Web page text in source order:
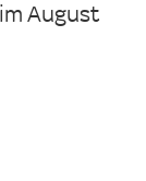
August